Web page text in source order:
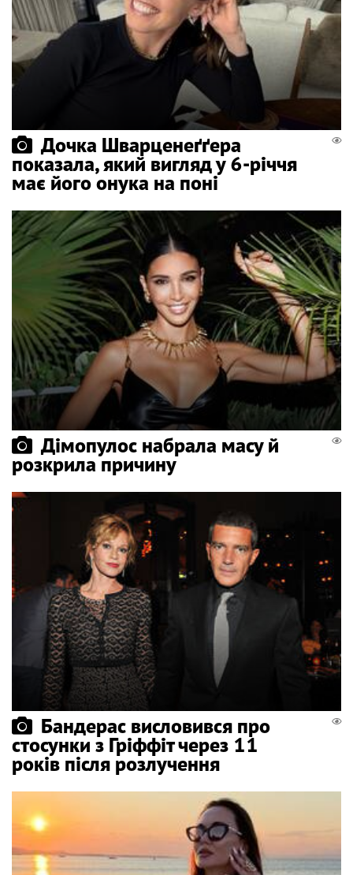
Дочка Шварценеґґера
показала, який вигляд у 6-річчя
має його онука на поні
Дімопулос набрала масу й
розкрила причину
Бандерас висловився про
стосунки з Гріффіт через 11
років після розлучення